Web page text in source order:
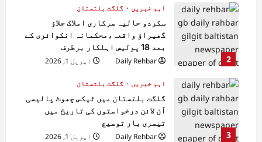
2
اہم خبریں
گلگت بلتستان
سکردو حالیہ سرکاری املاک جلاؤ
گھیراؤ واقعہ،محکمانہ انکوائری کے
بعد 18 پولیس اہلکار برطرف
Daily Rehbar
اپریل 1, 2026
3
اہم خبریں
گلگت بلتستان
گلگت بلتستان میں ٹیکس چھوٹ پالیسی
آن لائن درخواستوں کی تاریخ میں
تیسری بار توسیع
Daily Rehbar
اپریل 1, 2026